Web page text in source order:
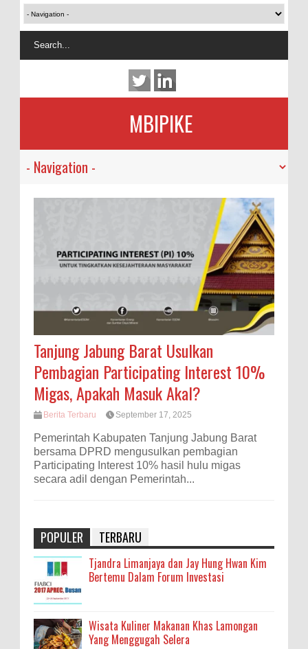
MBIPIKE
Tanjung Jabung Barat Usulkan
Pembagian Participating Interest 10%
Migas, Apakah Masuk Akal?
Berita Terbaru September 17, 2025
Pemerintah Kabupaten Tanjung Jabung Barat
bersama DPRD mengusulkan pembagian
Participating Interest 10% hasil hulu migas
secara adil dengan Pemerintah...
POPULER TERBARU
Tjandra Limanjaya dan Jay Hung Hwan Kim
Bertemu Dalam Forum Investasi
Wisata Kuliner Makanan Khas Lamongan
Yang Menggugah Selera